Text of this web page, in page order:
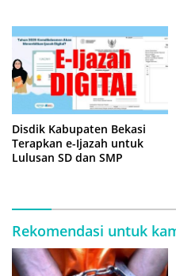
Disdik Kabupaten Bekasi
Terapkan e-Ijazah untuk
Lulusan SD dan SMP
Rekomendasi untuk